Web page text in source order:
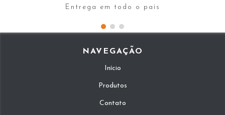
Entrega em todo o país
NAVEGAÇÃO
Início
Produtos
Contato